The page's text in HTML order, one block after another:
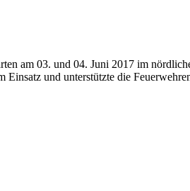
am 03. und 04. Juni 2017 im
und unterstützte die